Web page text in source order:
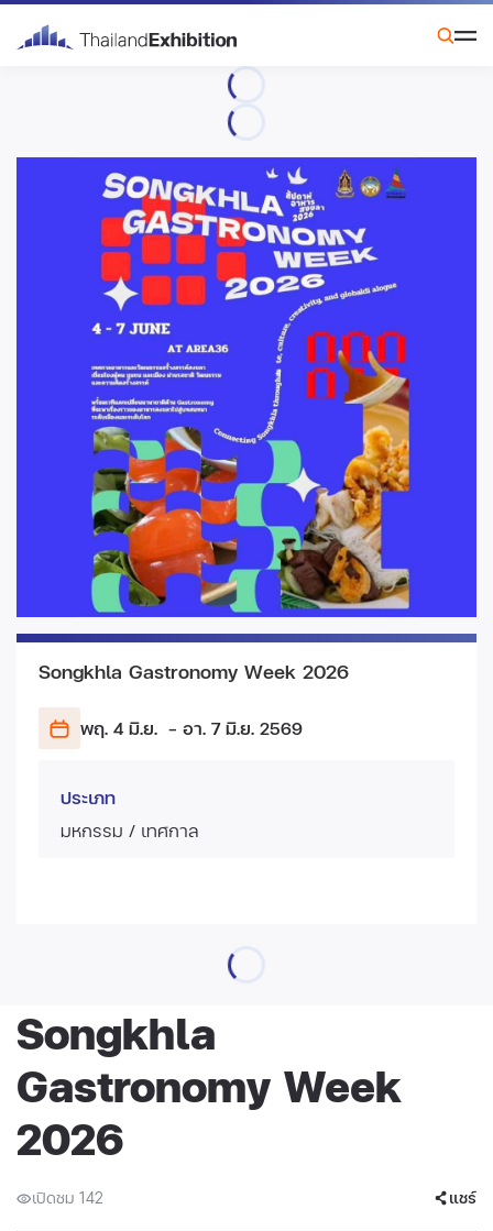
Songkhla Gastronomy Week 2026
พฤ. 4 มิ.ย. - อา. 7 มิ.ย. 2569
ประเภท
มหกรรม / เทศกาล
Songkhla
Gastronomy Week
2026
เปิดชม 142 แชร์